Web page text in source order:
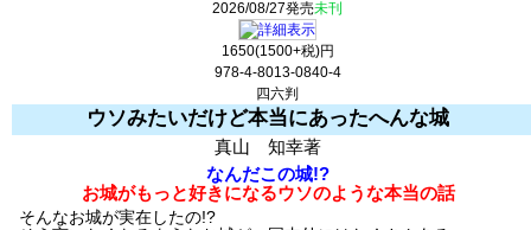
2026/08/27発売未刊
1650(1500+税)円
978-4-8013-0840-4
四六判
ウソみたいだけど本当にあったへんな城
真山 知幸著
なんだこの城!?
お城がもっと好きになるウソのような本当の話
そんなお城が実在したの!?